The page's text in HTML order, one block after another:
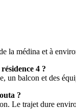
la médina et à
4 ?
un balcon et des
?
Le trajet dure